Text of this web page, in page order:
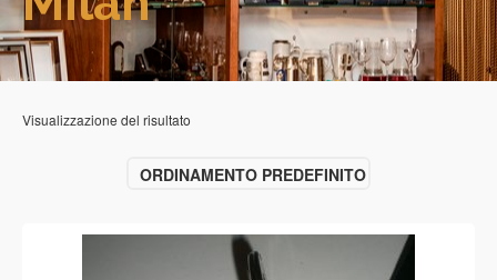
Visualizzazione del risultato
ORDINAMENTO PREDEFINITO